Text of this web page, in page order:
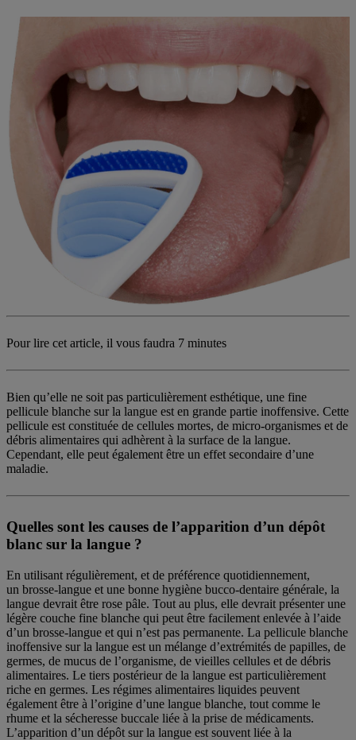
Pour lire cet article, il vous faudra 7 minutes
Bien qu’elle ne soit pas particulièrement esthétique, une fine
pellicule blanche sur la langue est en grande partie inoffensive. Cette
pellicule est constituée de cellules mortes, de micro-organismes et de
débris alimentaires qui adhèrent à la surface de la langue.
Cependant, elle peut également être un effet secondaire d’une
maladie.
Quelles sont les causes de l’apparition d’un dépôt
blanc sur la langue ?
En utilisant régulièrement, et de préférence quotidiennement,
un brosse-langue et une bonne hygiène bucco-dentaire générale, la
langue devrait être rose pâle. Tout au plus, elle devrait présenter une
légère couche fine blanche qui peut être facilement enlevée à l’aide
d’un brosse-langue et qui n’est pas permanente. La pellicule blanche
inoffensive sur la langue est un mélange d’extrémités de papilles, de
germes, de mucus de l’organisme, de vieilles cellules et de débris
alimentaires. Le tiers postérieur de la langue est particulièrement
riche en germes. Les régimes alimentaires liquides peuvent
également être à l’origine d’une langue blanche, tout comme le
rhume et la sécheresse buccale liée à la prise de médicaments.
L’apparition d’un dépôt sur la langue est souvent liée à la